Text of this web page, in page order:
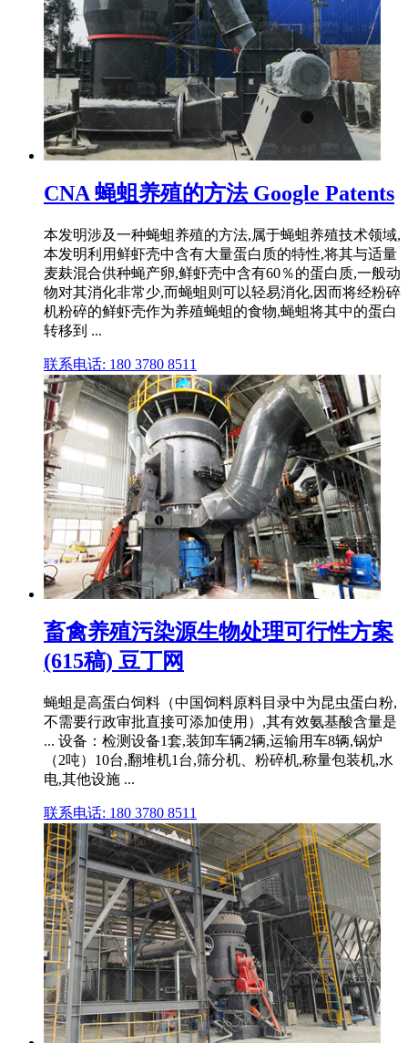
CNA 蝇蛆养殖的方法 Google Patents
本发明涉及一种蝇蛆养殖的方法,属于蝇蛆养殖技术领域,
本发明利用鲜虾壳中含有大量蛋白质的特性,将其与适量
麦麸混合供种蝇产卵,鲜虾壳中含有60％的蛋白质,一般动
物对其消化非常少,而蝇蛆则可以轻易消化,因而将经粉碎
机粉碎的鲜虾壳作为养殖蝇蛆的食物,蝇蛆将其中的蛋白
转移到 ...
联系电话: 180 3780 8511
畜禽养殖污染源生物处理可行性方案
(615稿) 豆丁网
蝇蛆是高蛋白饲料（中国饲料原料目录中为昆虫蛋白粉,
不需要行政审批直接可添加使用）,其有效氨基酸含量是
... 设备：检测设备1套,装卸车辆2辆,运输用车8辆,锅炉
（2吨）10台,翻堆机1台,筛分机、粉碎机,称量包装机,水
电,其他设施 ...
联系电话: 180 3780 8511